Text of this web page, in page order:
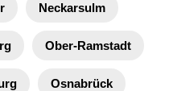
Neckarsulm
Ober-Ramstadt
Osnabrück